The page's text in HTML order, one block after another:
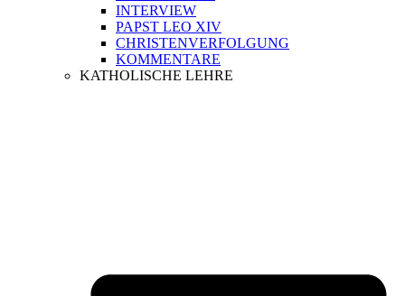
INTERVIEW
PAPST LEO XIV
CHRISTENVERFOLGUNG
KOMMENTARE
KATHOLISCHE LEHRE